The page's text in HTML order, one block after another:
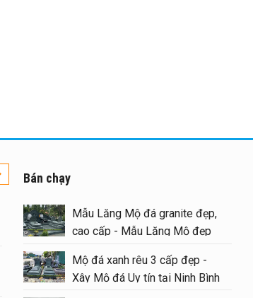
Lan can đá xanh rêu đẹp, chất
lượng cao, giá hợp lý
Xây Mộ – Sửa mộ cần lưu ý
hướng mộ đẹp năm 2026
Bán chạy
Mẫu Lăng Mộ đá granite đẹp,
cao cấp - Mẫu Lăng Mộ đẹp
Mộ đá xanh rêu 3 cấp đẹp -
Xây Mộ đá Uy tín tại Ninh Bình